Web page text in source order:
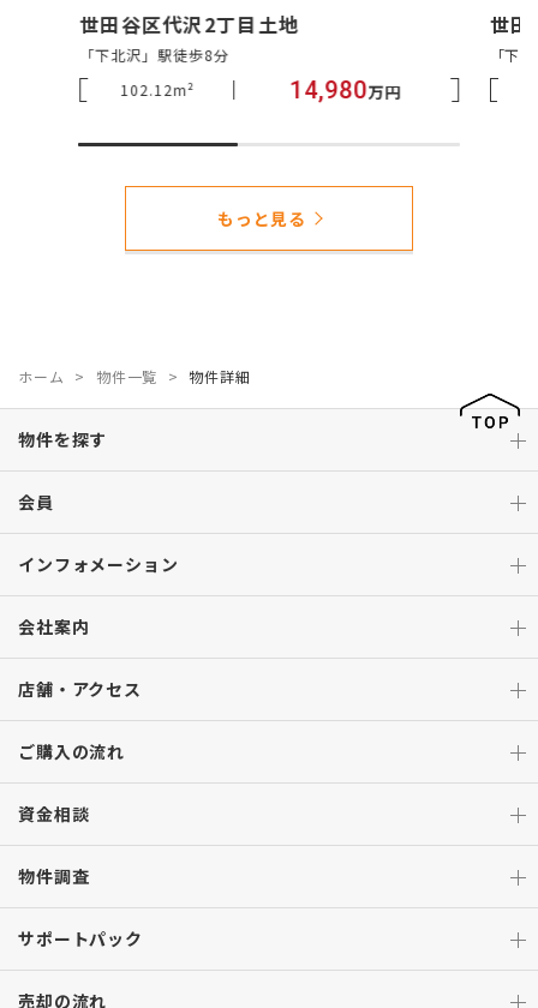
世田谷区代沢2丁目土地
「下北沢」駅徒歩8分
102.12m²
14,980万円
世田
「下
もっと見る
ホーム 物件一覧 物件詳細
物件を探す
会員
インフォメーション
会社案内
店舗・アクセス
ご購入の流れ
資金相談
物件調査
サポートパック
売却の流れ